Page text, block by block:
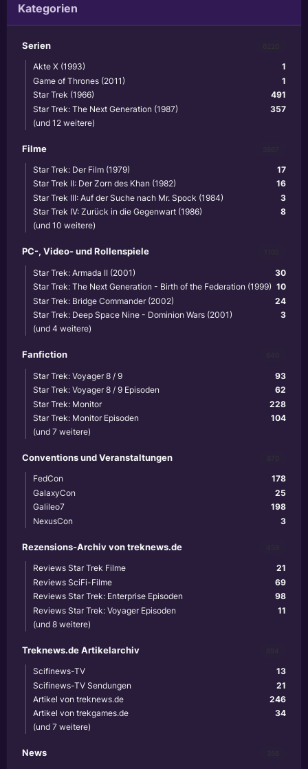
Kategorien
Serien
1
Akte X (1993)
1
Game of Thrones (2011)
491
Star Trek (1966)
357
Star Trek: The Next Generation (1987)
(und 12 weitere)
Filme
17
Star Trek: Der Film (1979)
16
Star Trek II: Der Zorn des Khan (1982)
3
Star Trek III: Auf der Suche nach Mr. Spock (1984)
8
Star Trek IV: Zurück in die Gegenwart (1986)
(und 10 weitere)
PC-, Video- und Rollenspiele
30
Star Trek: Armada II (2001)
10
Star Trek: The Next Generation - Birth of the Federation (1999)
24
Star Trek: Bridge Commander (2002)
3
Star Trek: Deep Space Nine - Dominion Wars (2001)
(und 4 weitere)
Fanfiction
93
Star Trek: Voyager 8 / 9
62
Star Trek: Voyager 8 / 9 Episoden
228
Star Trek: Monitor
104
Star Trek: Monitor Episoden
(und 7 weitere)
Conventions und Veranstaltungen
178
FedCon
25
GalaxyCon
198
Galileo7
3
NexusCon
Rezensions-Archiv von treknews.de
21
Reviews Star Trek Filme
69
Reviews SciFi-Filme
98
Reviews Star Trek: Enterprise Episoden
11
Reviews Star Trek: Voyager Episoden
(und 8 weitere)
Treknews.de Artikelarchiv
13
Scifinews-TV
21
Scifinews-TV Sendungen
246
Artikel von treknews.de
34
Artikel von trekgames.de
(und 7 weitere)
News